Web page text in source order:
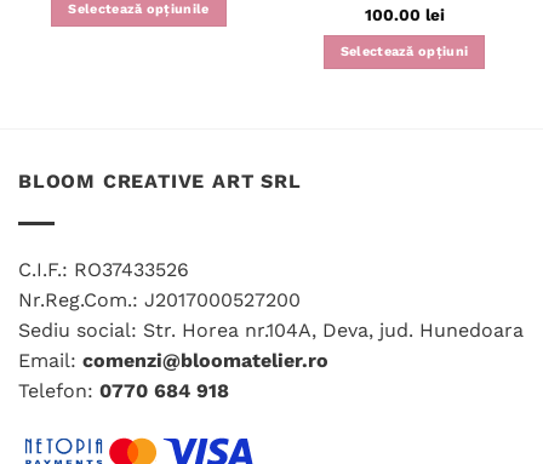
Selectează opțiunile
Evaluat la
5din 5
100.00 lei
Selectează opțiuni
BLOOM CREATIVE ART SRL
C.I.F.: RO37433526
Nr.Reg.Com.: J2017000527200
Sediu social: Str. Horea nr.104A, Deva, jud. Hunedoara
Email: comenzi@bloomatelier.ro
Telefon: 0770 684 918